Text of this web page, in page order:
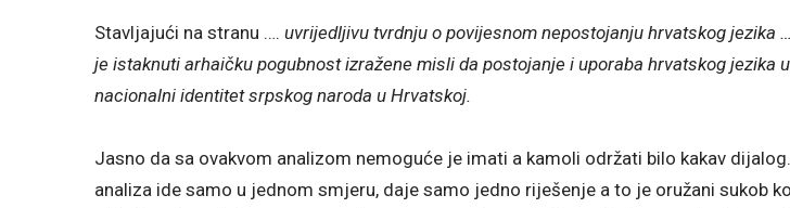
Stavljajući na stranu …. uvrijedljivu tvrdnju o povijesnom nepostojanju hrvatskog jezika
je istaknuti arhaičku pogubnost izražene misli da postojanje i uporaba hrvatskog jezika
nacionalni identitet srpskog naroda u Hrvatskoj.
Jasno da sa ovakvom analizom nemoguće je imati a kamoli održati bilo kakav
analiza ide samo u jednom smjeru, daje samo jedno riješenje a to je oružani sukob